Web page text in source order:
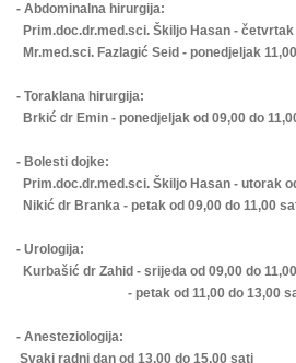
- Abdominalna hirurgija:
Prim.doc.dr.med.sci. Škiljo Hasan - četvrtak
Mr.med.sci. Fazlagić Seid - ponedjeljak
- Toraklana hirurgija:
Brkić dr Emin - ponedjeljak od 09,00 do
- Bolesti dojke:
Prim.doc.dr.med.sci. Škiljo Hasan - utorak
Nikić dr Branka - petak od 09,00 do 11,00
- Urologija:
Kurbašić dr Zahid - srijeda od 09,00 do
- petak od 11,00 do 13,00
- Anesteziologija:
Svaki radni dan od 13,00 do 15,00 sati